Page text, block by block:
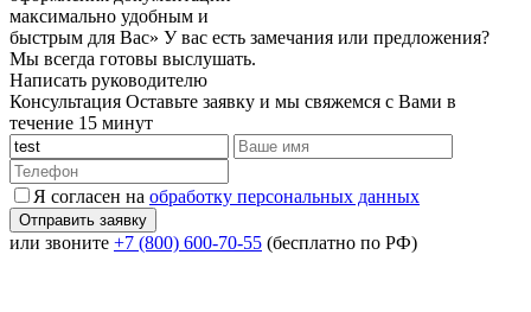
максимально удобным и
быстрым для Вас» У вас есть замечания или предложения?
Мы всегда готовы выслушать.
Написать руководителю
Консультация Оставьте заявку и мы свяжемся с Вами в
течение 15 минут
Я согласен на обработку персональных данных
или звоните +7 (800) 600-70-55 (бесплатно по РФ)